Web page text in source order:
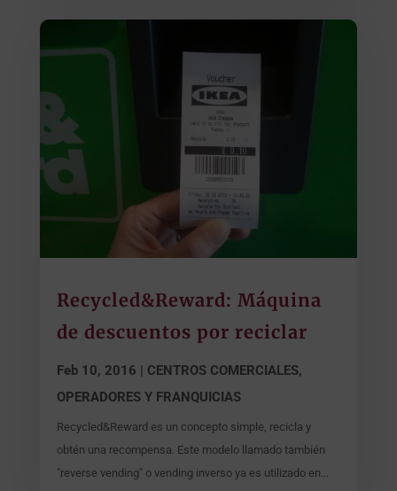
Recycled&Reward: Máquina
de descuentos por reciclar
Feb 10, 2016 | CENTROS COMERCIALES,
OPERADORES Y FRANQUICIAS
Recycled&Reward es un concepto simple, recicla y
obtén una recompensa. Este modelo llamado también
"reverse vending" o vending inverso ya es utilizado en...